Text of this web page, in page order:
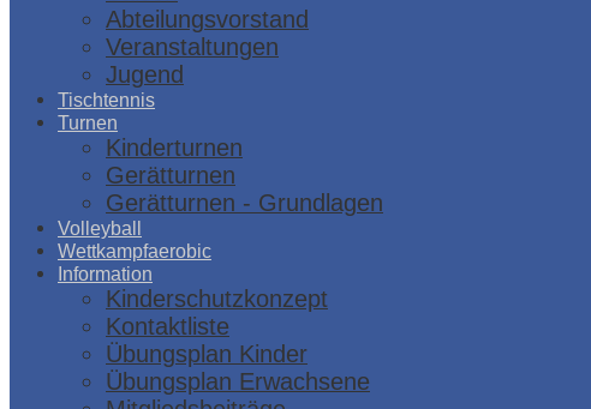
Abteilungsvorstand
Veranstaltungen
Jugend
Tischtennis
Turnen
Kinderturnen
Gerätturnen
Gerätturnen - Grundlagen
Volleyball
Wettkampfaerobic
Information
Kinderschutzkonzept
Kontaktliste
Übungsplan Kinder
Übungsplan Erwachsene